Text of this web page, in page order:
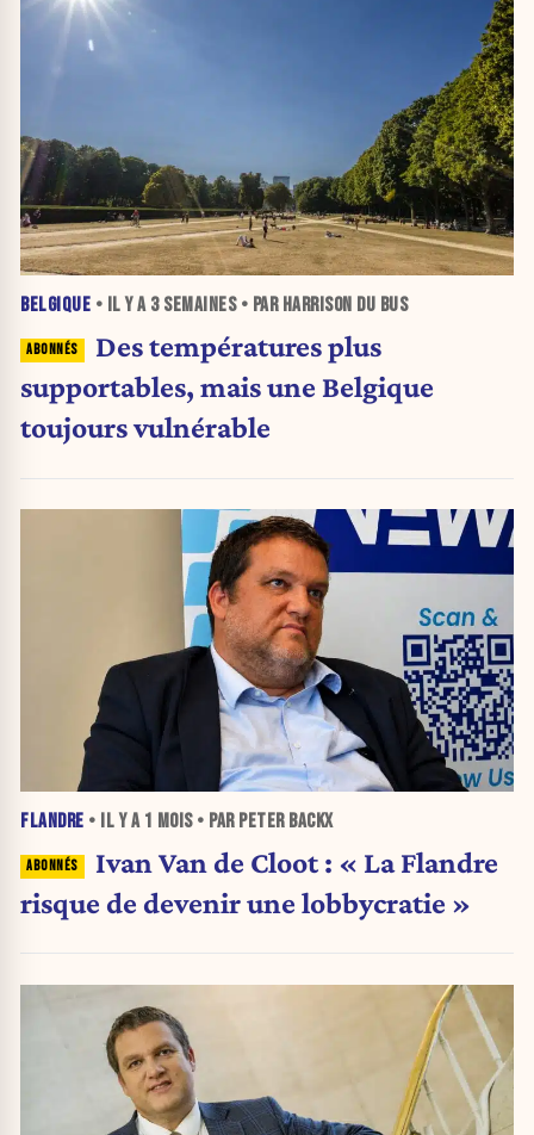
BELGIQUE • IL Y A 3 SEMAINES• PAR HARRISON DU BUS
Des températures plus
supportables, mais une Belgique
toujours vulnérable
FLANDRE • IL Y A 1 MOIS• PAR PETER BACKX
Ivan Van de Cloot : « La Flandre
risque de devenir une lobbycratie »